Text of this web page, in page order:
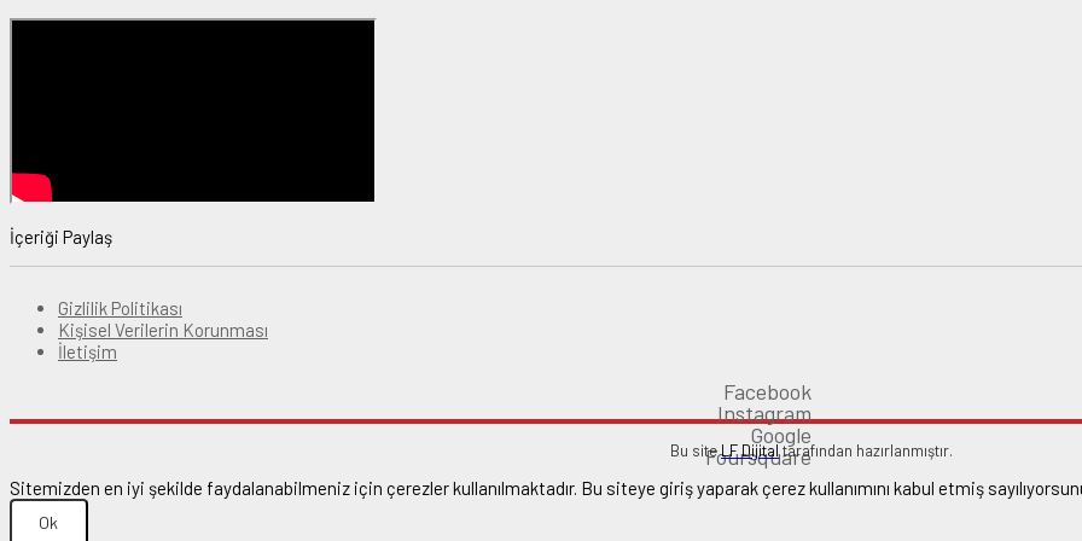
İçeriği Paylaş
Gizlilik Politikası
Kişisel Verilerin Korunması
İletişim
Facebook
Instagram
Google
Foursquare
Bu siteLF Dijitaltarafından hazırlanmıştır.
Sitemizden en iyi şekilde faydalanabilmeniz için çerezler kullanılmaktadır. Bu siteye giriş yaparak çerez kullanımını kabul etmiş
Ok